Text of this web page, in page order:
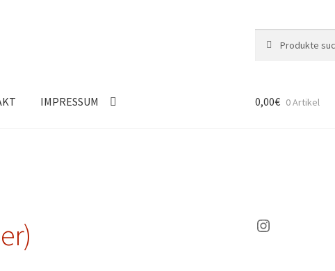
nach:
IMPRESSUM 0,00€ 0 Artikel
Instagram